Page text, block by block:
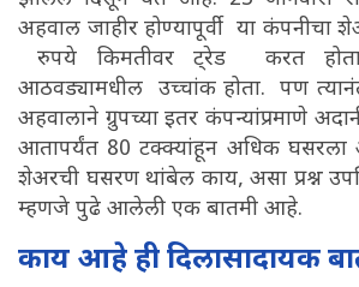
अहवाल जाहीर होण्यापूर्वी या कंपनीचा
रुपये किमतीवर ट्रेड करत
आठवड्यामधील उच्चांक होता. पण
अहवालाने ग्रुपच्या इतर कंपन्यांप्रमाणे
आतापर्यंत 80 टक्क्यांहून अधिक
शेअरची घसरण थांबेल काय, असा प्रश्न
म्हणजे पुढे आलेली एक बातमी आहे.
काय आहे ही दिलासादायक